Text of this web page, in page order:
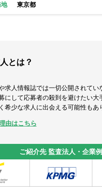
東京都
とは？
求人情報誌では一切公開されてい
にして応募者の殺到を避けたい大
希少な求人に出会える可能性もあ
由はこちら
ご紹介先 監査法人・企業例